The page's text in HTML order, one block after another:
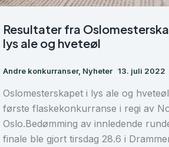
Resultater fra
lys ale og hveteøl
Andre konkurranser, Nyheter 13. juli 2022
Oslomesterskapet i lys ale og
første flaskekonkurranse i regi av
Oslo.Bedømming av innledende
finale ble gjort tirsdag 28.6 i